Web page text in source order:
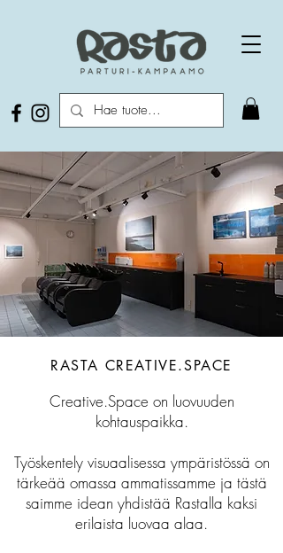
RASTA CREATIVE.SPACE
Creative.Space on luovuuden
kohtauspaikka.
Työskentely visuaalisessa ympäristössä on
tärkeää omassa ammatissamme ja tästä
saimme idean yhdistää Rastalla kaksi
erilaista luovaa alaa.